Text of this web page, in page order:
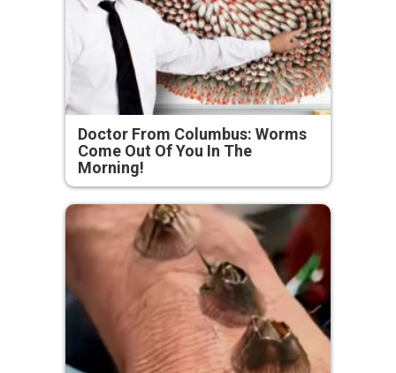
Doctor From Columbus: Worms
Come Out Of You In The
Morning!